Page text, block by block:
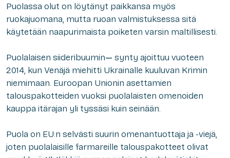
Puolassa olut on löytänyt paikkansa myös
ruokajuomana, mutta ruoan valmistuksessa sitä
käytetään naapurimaista poiketen varsin maltillisesti.
Puolalaisen siideribuumin— synty ajoittuu vuoteen
2014, kun Venäjä miehitti Ukrainalle kuuluvan Krimin
niemimaan. Euroopan Unionin asettamien
talouspakotteiden vuoksi puolalaisten omenoiden
kauppa itärajan yli tyssäsi kuin seinään.
Puola on EU:n selvästi suurin omenantuottaja ja -viejä,
joten puolalaisille farmareille talouspakotteet olivat